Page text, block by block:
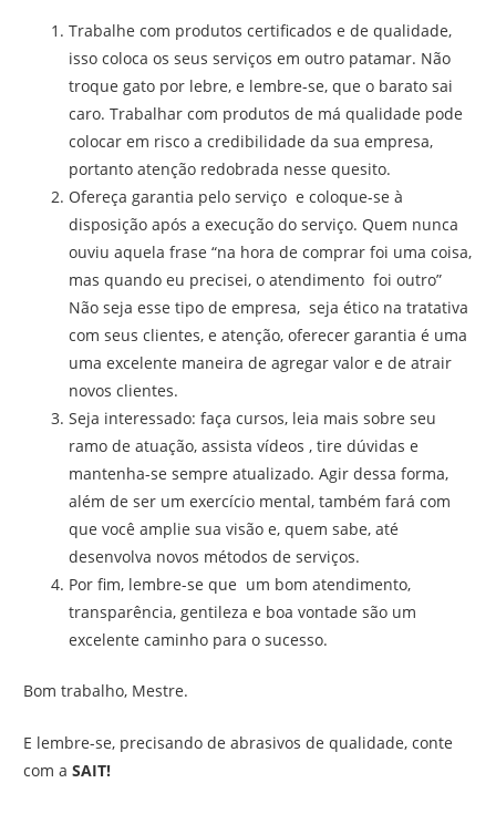
Trabalhe com produtos certificados e de qualidade,
isso coloca os seus serviços em outro patamar. Não
troque gato por lebre, e lembre-se, que o barato sai
caro. Trabalhar com produtos de má qualidade pode
colocar em risco a credibilidade da sua empresa,
portanto atenção redobrada nesse quesito.
Ofereça garantia pelo serviço e coloque-se à
disposição após a execução do serviço. Quem nunca
ouviu aquela frase “na hora de comprar foi uma coisa,
mas quando eu precisei, o atendimento foi outro”
Não seja esse tipo de empresa, seja ético na tratativa
com seus clientes, e atenção, oferecer garantia é uma
uma excelente maneira de agregar valor e de atrair
novos clientes.
Seja interessado: faça cursos, leia mais sobre seu
ramo de atuação, assista vídeos , tire dúvidas e
mantenha-se sempre atualizado. Agir dessa forma,
além de ser um exercício mental, também fará com
que você amplie sua visão e, quem sabe, até
desenvolva novos métodos de serviços.
Por fim, lembre-se que um bom atendimento,
transparência, gentileza e boa vontade são um
excelente caminho para o sucesso.
Bom trabalho, Mestre.
E lembre-se, precisando de abrasivos de qualidade, conte
com aSAIT!